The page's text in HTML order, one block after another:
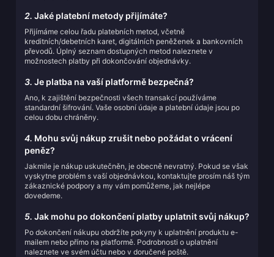
2. Jaké platební metody přijímáte?
Přijímáme celou řadu platebních metod, včetně
kreditních/debetních karet, digitálních peněženek a bankovních
převodů. Úplný seznam dostupných metod naleznete v
možnostech platby při dokončování objednávky.
3. Je platba na vaší platformě bezpečná?
Ano, k zajištění bezpečnosti všech transakcí používáme
standardní šifrování. Vaše osobní údaje a platební údaje jsou po
celou dobu chráněny.
4. Mohu svůj nákup zrušit nebo požádat o vrácení
peněz?
Jakmile je nákup uskutečněn, je obecně nevratný. Pokud se však
vyskytne problém s vaší objednávkou, kontaktujte prosím náš tým
zákaznické podpory a my vám pomůžeme, jak nejlépe
dovedeme.
5. Jak mohu po dokončení platby uplatnit svůj nákup?
Po dokončení nákupu obdržíte pokyny k uplatnění produktu e-
mailem nebo přímo na platformě. Podrobnosti o uplatnění
naleznete ve svém účtu nebo v doručené poště.